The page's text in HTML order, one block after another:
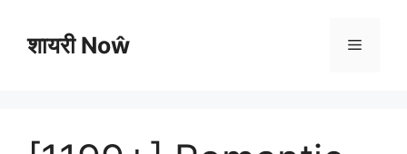
contentशायरी Noŵ Menu